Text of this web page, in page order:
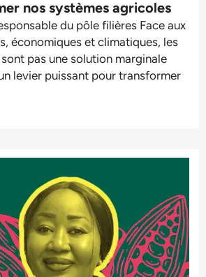
nos systèmes agricoles
du pôle filières Face aux
économiques et climatiques, les
pas une solution marginale
levier puissant pour transformer